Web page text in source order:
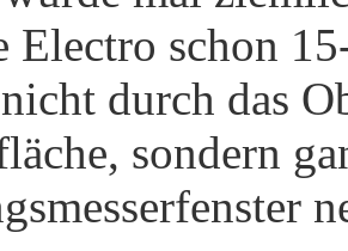
Electro schon
durch das
sondern